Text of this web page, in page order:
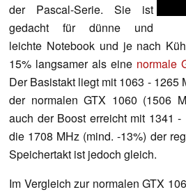
der Pascal-Serie. Sie ist
gedacht für dünne und
leichte Notebook und je nach
15% langsamer als eine normale
Der Basistakt liegt mit 1063 - 1265
der normalen GTX 1060 (1506
auch der Boost erreicht mit 1341
die 1708 MHz (mind. -13%) der
Speichertakt ist jedoch gleich.
Im Vergleich zur normalen GTX